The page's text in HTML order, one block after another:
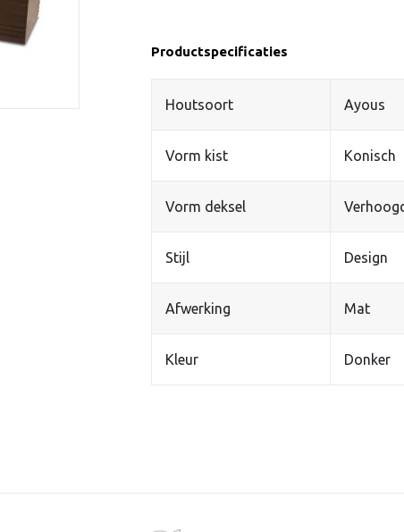
Productspecificaties
Houtsoort Ayous
Vorm kist Konisch
Vorm deksel
Stijl Design
Afwerking Mat
Kleur Donker